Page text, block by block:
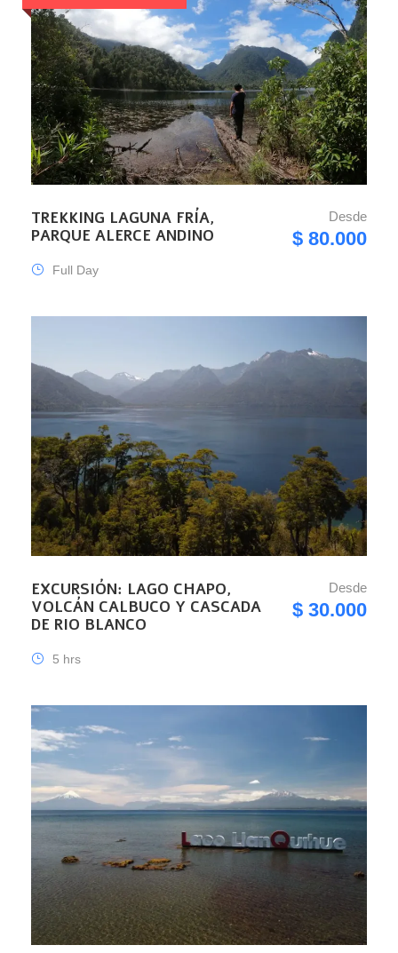
TREKKING LAGUNA FRÍA,
PARQUE ALERCE ANDINO
Desde
$ 80.000
Full Day
EXCURSIÓN: LAGO CHAPO,
VOLCÁN CALBUCO Y CASCADA
DE RIO BLANCO
Desde
$ 30.000
5 hrs